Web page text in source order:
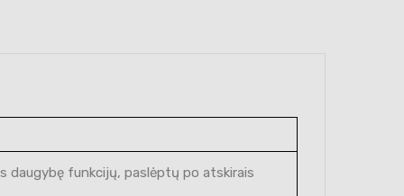
daugybę funkcijų, paslėptų po atskirais